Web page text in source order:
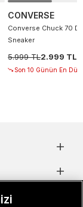
CONVERSE
Converse Chuck 70
Sneaker
5.999 TL2.999 TL
Son 10 Günün En